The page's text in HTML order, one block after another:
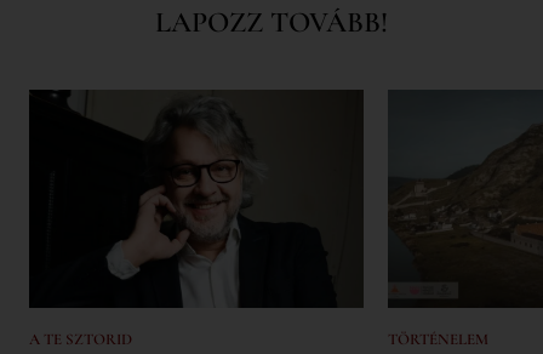
LAPOZZ TOVÁBB!
A TE SZTORID TÖRTÉNELEM